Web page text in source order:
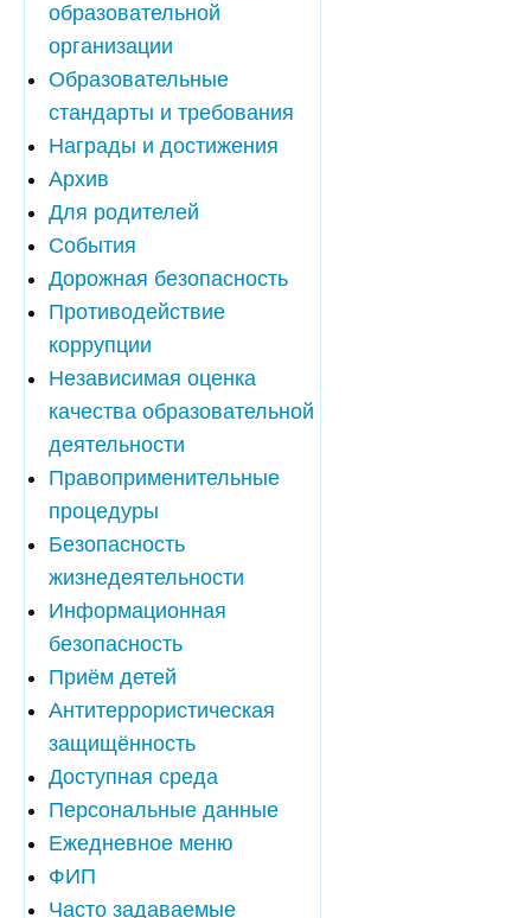
образовательной
организации
Образовательные
стандарты и требования
Награды и достижения
Архив
Для родителей
События
Дорожная безопасность
Противодействие
коррупции
Независимая оценка
качества образовательной
деятельности
Правоприменительные
процедуры
Безопасность
жизнедеятельности
Информационная
безопасность
Приём детей
Антитеррористическая
защищённость
Доступная среда
Персональные данные
Ежедневное меню
ФИП
Часто задаваемые